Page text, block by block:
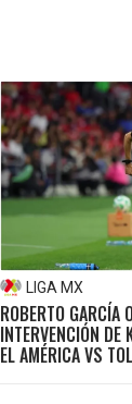
LIGA MX
ROBERTO GARCÍA
INTERVENCIÓN DE
EL AMÉRICA VS